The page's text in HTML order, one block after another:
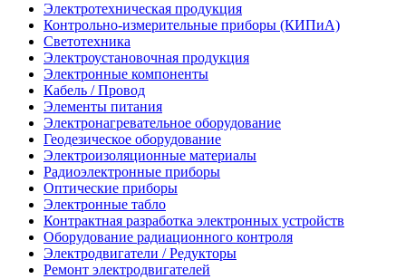
Электротехническая продукция
Контрольно-измерительные приборы (КИПиА)
Светотехника
Электроустановочная продукция
Электронные компоненты
Кабель / Провод
Элементы питания
Электронагревательное оборудование
Геодезическое оборудование
Электроизоляционные материалы
Радиоэлектронные приборы
Оптические приборы
Электронные табло
Контрактная разработка электронных устройств
Оборудование радиационного контроля
Электродвигатели / Редукторы
Ремонт электродвигателей